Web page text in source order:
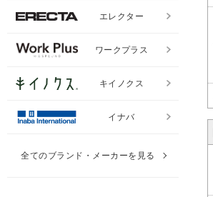
エレクター
ワークプラス
キイノクス
イナバ
全てのブランド・メーカーを見る